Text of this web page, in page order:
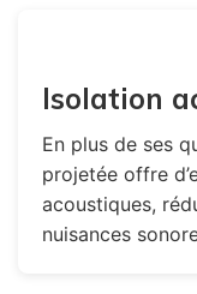
Isolation
En plus de ses
projetée offre
acoustiques,
nuisances